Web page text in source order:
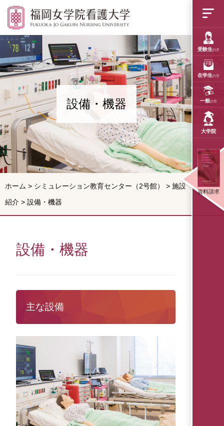
受験生の方
在学生の方
一般の方
大学院
資料請求
設備・機器
ホーム > シミュレーション教育センター（2号館） > 施設
紹介 > 設備・機器
設備・機器
主な設備